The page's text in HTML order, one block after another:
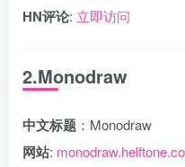
HN评论: 立即访问
2.Monodraw
中文标题 ：Monodraw
网站: